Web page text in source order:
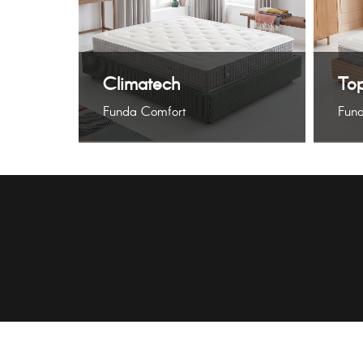
Climatech
Funda Comfort